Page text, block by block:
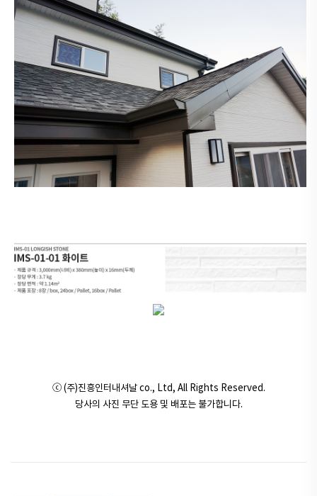
ⓒ (주)진흥인터내셔날 co., Ltd, All Rights Reserved.
당사의 사진 무단 도용 및 배포는 불가합니다.